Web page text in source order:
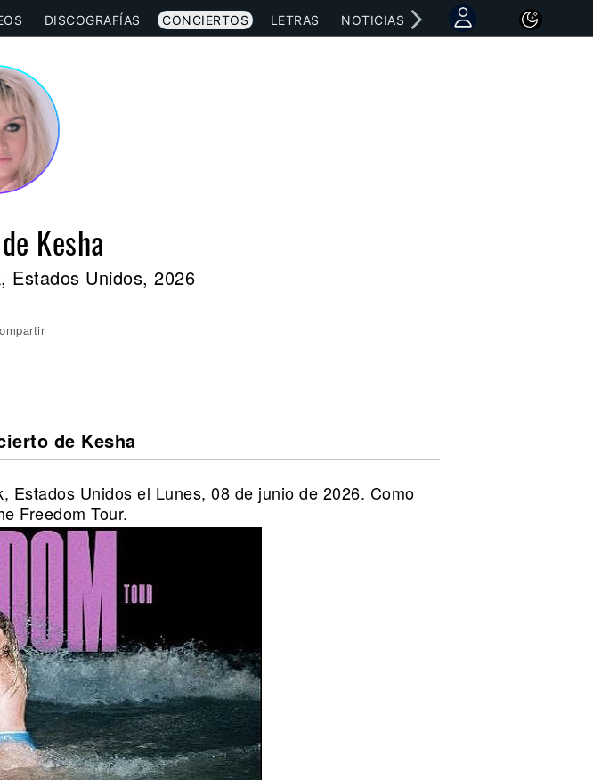
DISCOGRAFÍAS CONCIERTOS LETRAS NOTICIAS
Kesha
Estados Unidos, 2026
de Kesha
Estados Unidos el Lunes, 08 de junio de 2026. Como
Freedom Tour.